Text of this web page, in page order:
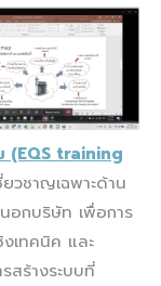
(EQS training
วชาญเฉพาะด้าน
อกบริษัท เพื่อการ
เทคนิค และ
สร้างระบบที่